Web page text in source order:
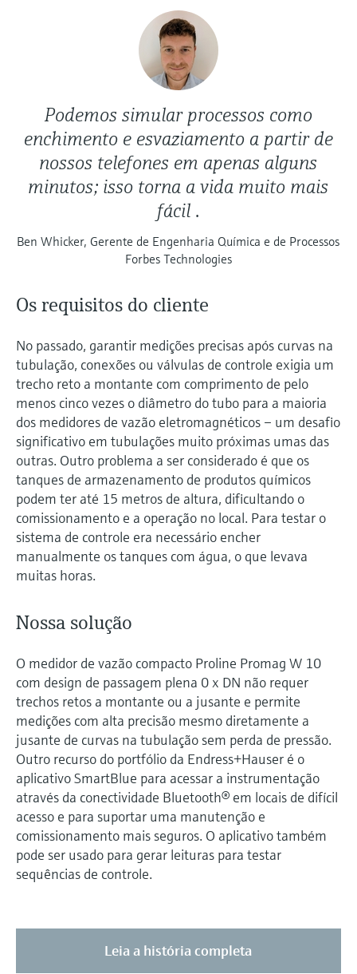
Podemos simular processos como
enchimento e esvaziamento a partir de
nossos telefones em apenas alguns
minutos; isso torna a vida muito mais
fácil .
Ben Whicker, Gerente de Engenharia Química e de Processos
Forbes Technologies
Os requisitos do cliente
No passado, garantir medições precisas após curvas na
tubulação, conexões ou válvulas de controle exigia um
trecho reto a montante com comprimento de pelo
menos cinco vezes o diâmetro do tubo para a maioria
dos medidores de vazão eletromagnéticos – um desafio
significativo em tubulações muito próximas umas das
outras. Outro problema a ser considerado é que os
tanques de armazenamento de produtos químicos
podem ter até 15 metros de altura, dificultando o
comissionamento e a operação no local. Para testar o
sistema de controle era necessário encher
manualmente os tanques com água, o que levava
muitas horas.
Nossa solução
O medidor de vazão compacto Proline Promag W 10
com design de passagem plena 0 x DN não requer
trechos retos a montante ou a jusante e permite
medições com alta precisão mesmo diretamente a
jusante de curvas na tubulação sem perda de pressão.
Outro recurso do portfólio da Endress+Hauser é o
aplicativo SmartBlue para acessar a instrumentação
através da conectividade Bluetooth® em locais de difícil
acesso e para suportar uma manutenção e
comissionamento mais seguros. O aplicativo também
pode ser usado para gerar leituras para testar
sequências de controle.
Leia a história completa